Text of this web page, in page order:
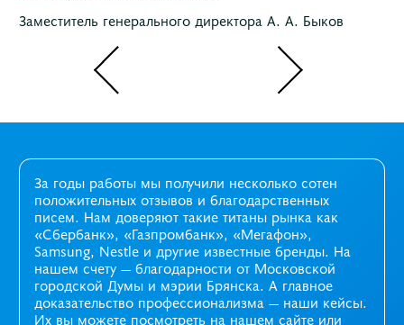
Заместитель генерального директора А. А. Быков
За годы работы мы получили несколько сотен
положительных отзывов и благодарственных
писем. Нам доверяют такие титаны рынка как
«Сбербанк», «Газпромбанк», «Мегафон»,
Samsung, Nestle и другие известные бренды. На
нашем счету — благодарности от Московской
городской Думы и мэрии Брянска. А главное
доказательство профессионализма — наши кейсы.
Их вы можете посмотреть на нашем сайте или